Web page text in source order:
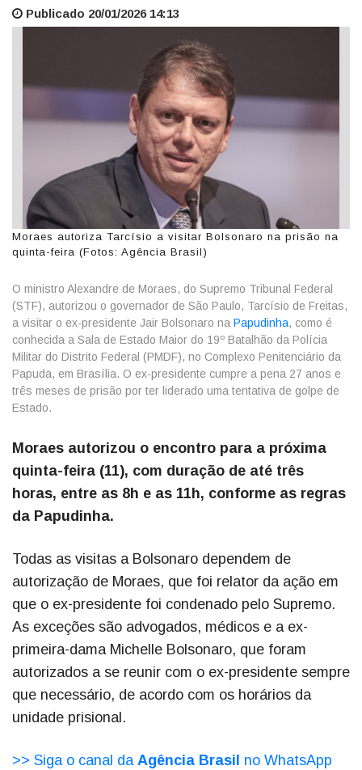
Publicado 20/01/2026 14:13
Moraes autoriza Tarcísio a visitar Bolsonaro na prisão na
quinta-feira (Fotos: Agência Brasil)
O ministro Alexandre de Moraes, do Supremo Tribunal Federal
(STF), autorizou o governador de São Paulo, Tarcísio de Freitas,
a visitar o ex-presidente Jair Bolsonaro na Papudinha, como é
conhecida a Sala de Estado Maior do 19º Batalhão da Polícia
Militar do Distrito Federal (PMDF), no Complexo Penitenciário da
Papuda, em Brasília. O ex-presidente cumpre a pena 27 anos e
três meses de prisão por ter liderado uma tentativa de golpe de
Estado.
Moraes autorizou o encontro para a próxima
quinta-feira (11), com duração de até três
horas, entre as 8h e as 11h, conforme as regras
da Papudinha.
Todas as visitas a Bolsonaro dependem de
autorização de Moraes, que foi relator da ação em
que o ex-presidente foi condenado pelo Supremo.
As exceções são advogados, médicos e a ex-
primeira-dama Michelle Bolsonaro, que foram
autorizados a se reunir com o ex-presidente sempre
que necessário, de acordo com os horários da
unidade prisional.
>> Siga o canal da Agência Brasil no WhatsApp